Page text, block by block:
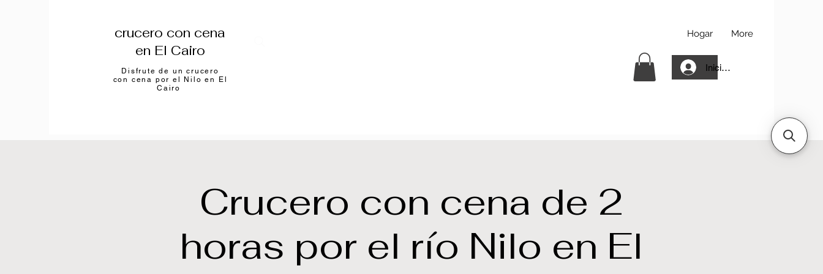
crucero con cena
en El Cairo
Disfrute de un crucero
con cena por el Nilo en El
Cairo
Hogar More
Iniciar sesión
Crucero con cena de 2
horas por el río Nilo en El